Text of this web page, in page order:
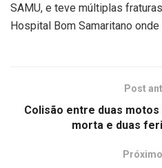
SAMU, e teve múltiplas
Hospital Bom Samaritano
Post
Colisão entre duas
morta e duas